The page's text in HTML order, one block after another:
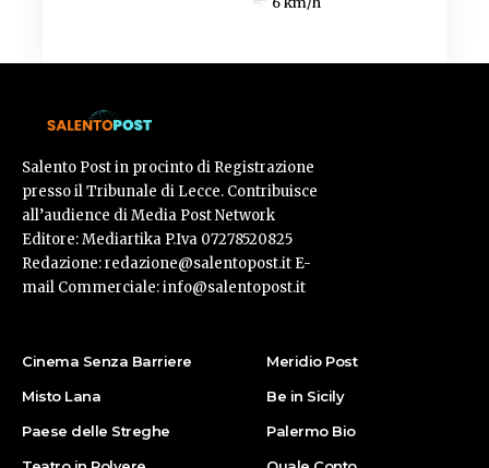
Salento Post in procinto di Registrazione
presso il Tribunale di Lecce. Contribuisce
all’audience di Media Post Network
Editore: Mediartika P.Iva 07278520825
Redazione: redazione@salentopost.it E-
mail Commerciale: info@salentopost.it
Cinema Senza Barriere
Misto Lana
Paese delle Streghe
Meridio Post
Be in Sicily
Palermo Bio